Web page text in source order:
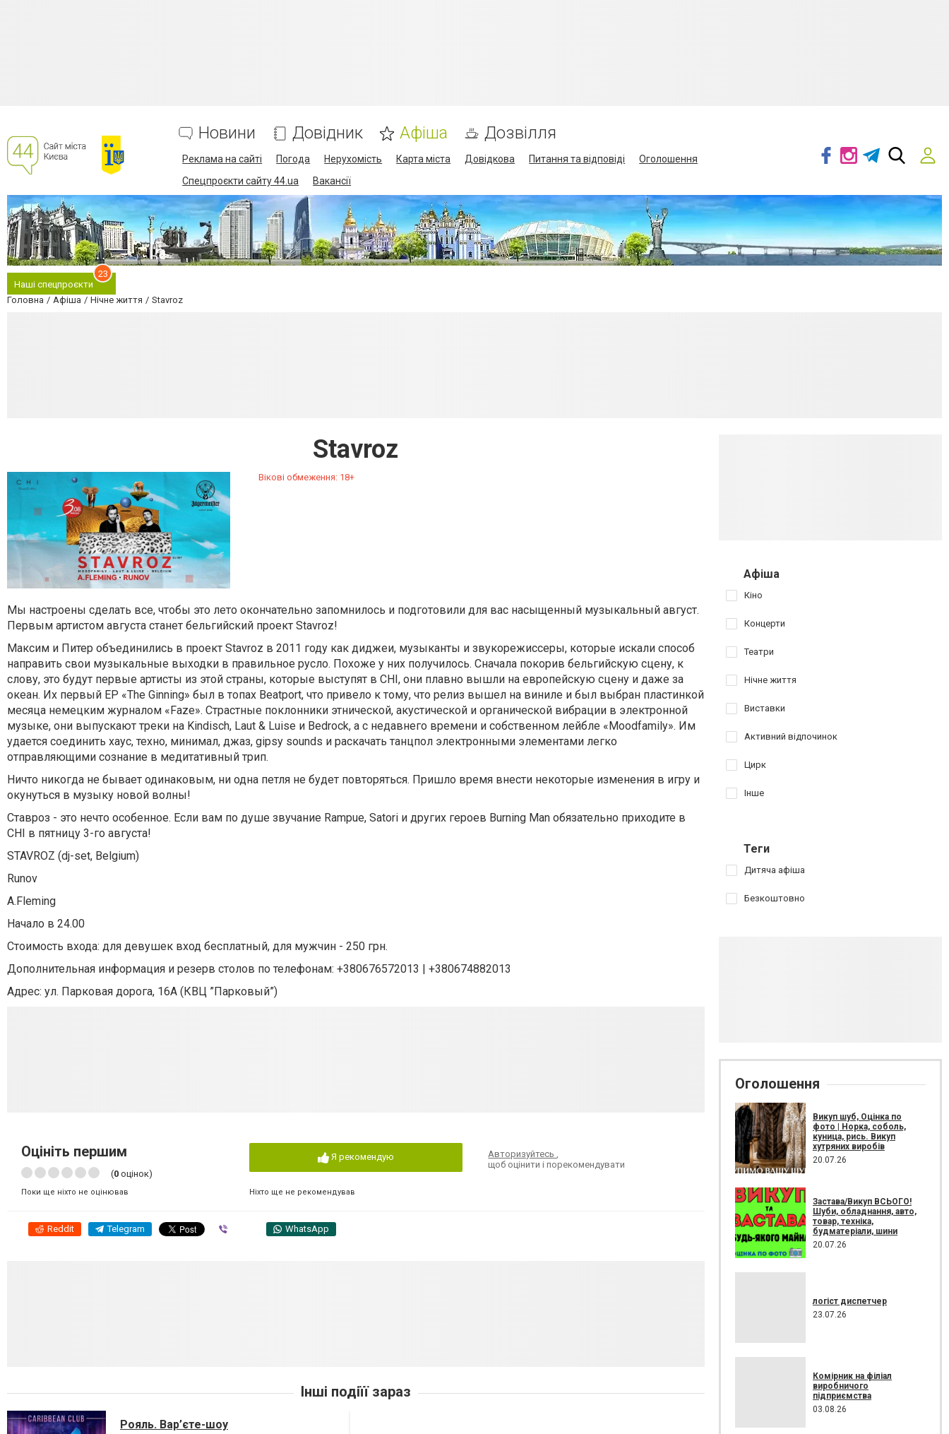
Новини Довідник Афіша Дозвілля
Реклама на сайті Погода Нерухомість Карта міста Довідкова Питання та відповіді
Оголошення
Спецпроєкти сайту 44.ua
Вакансії
Наші спецпроєкти
23
Головна Афіша Нічне життя Stavroz
Stavroz
Вікові обмеження: 18+
Мы настроены сделать все, чтобы это лето окончательно запомнилось и подготовили для вас насыщенный музыкальный август.
Первым артистом августа станет бельгийский проект Stavroz!
Максим и Питер объединились в проект Stavroz в 2011 году как диджеи, музыканты и звукорежиссеры, которые искали способ
направить свои музыкальные выходки в правильное русло. Похоже у них получилось. Сначала покорив бельгийскую сцену, к
слову, это будут первые артисты из этой страны, которые выступят в CHI, они плавно вышли на европейскую сцену и даже за
океан. Их первый EP «The Ginning» был в топах Beatport, что привело к тому, что релиз вышел на виниле и был выбран пластинкой
месяца немецким журналом «Faze». Страстные поклонники этнической, акустической и органической вибрации в электронной
музыке, они выпускают треки на Kindisch, Laut & Luise и Bedrock, а с недавнего времени и собственном лейбле «Moodfamily». Им
удается соединить хаус, техно, минимал, джаз, gipsy sounds и раскачать танцпол электронными элементами легко
отправляющими сознание в медитативный трип.
Ничто никогда не бывает одинаковым, ни одна петля не будет повторяться. Пришло время внести некоторые изменения в игру и
окунуться в музыку новой волны!
Ставроз - это нечто особенное. Если вам по душе звучание Rampue, Satori и других героев Burning Man обязательно приходите в
CHI в пятницу 3-го августа!
STAVROZ (dj-set, Belgium)
Runov
A.Fleming
Начало в 24.00
Стоимость входа: для девушек вход бесплатный, для мужчин - 250 грн.
Дополнительная информация и резерв столов по телефонам: +380676572013 | +380674882013
Адрес: ул. Парковая дорога, 16А (КВЦ ”Парковый”)
Оцініть першим
(0 оцінок)
Поки ще ніхто не оцінював
Я рекомендую
Ніхто ще не рекомендував
Авторизуйтесь,
щоб оцінити і порекомендувати
Reddit Telegram WhatsApp
Інші подіїї зараз
Рояль. Вар’єте-шоу
Афіша
Кіно
Концерти
Театри
Нічне життя
Виставки
Активний відпочинок
Цирк
Інше
Теги
Дитяча афіша
Безкоштовно
Оголошення
Викуп шуб, Оцінка по
фото | Норка, соболь,
куница, рись. Викуп
хутряних виробів
20.07.26
Застава/Викуп ВСЬОГО!
Шуби, обладнання, авто,
товар, техніка,
будматеріали, шини
20.07.26
логіст диспетчер
23.07.26
Комірник на філіал
виробничого
підприємства
03.08.26